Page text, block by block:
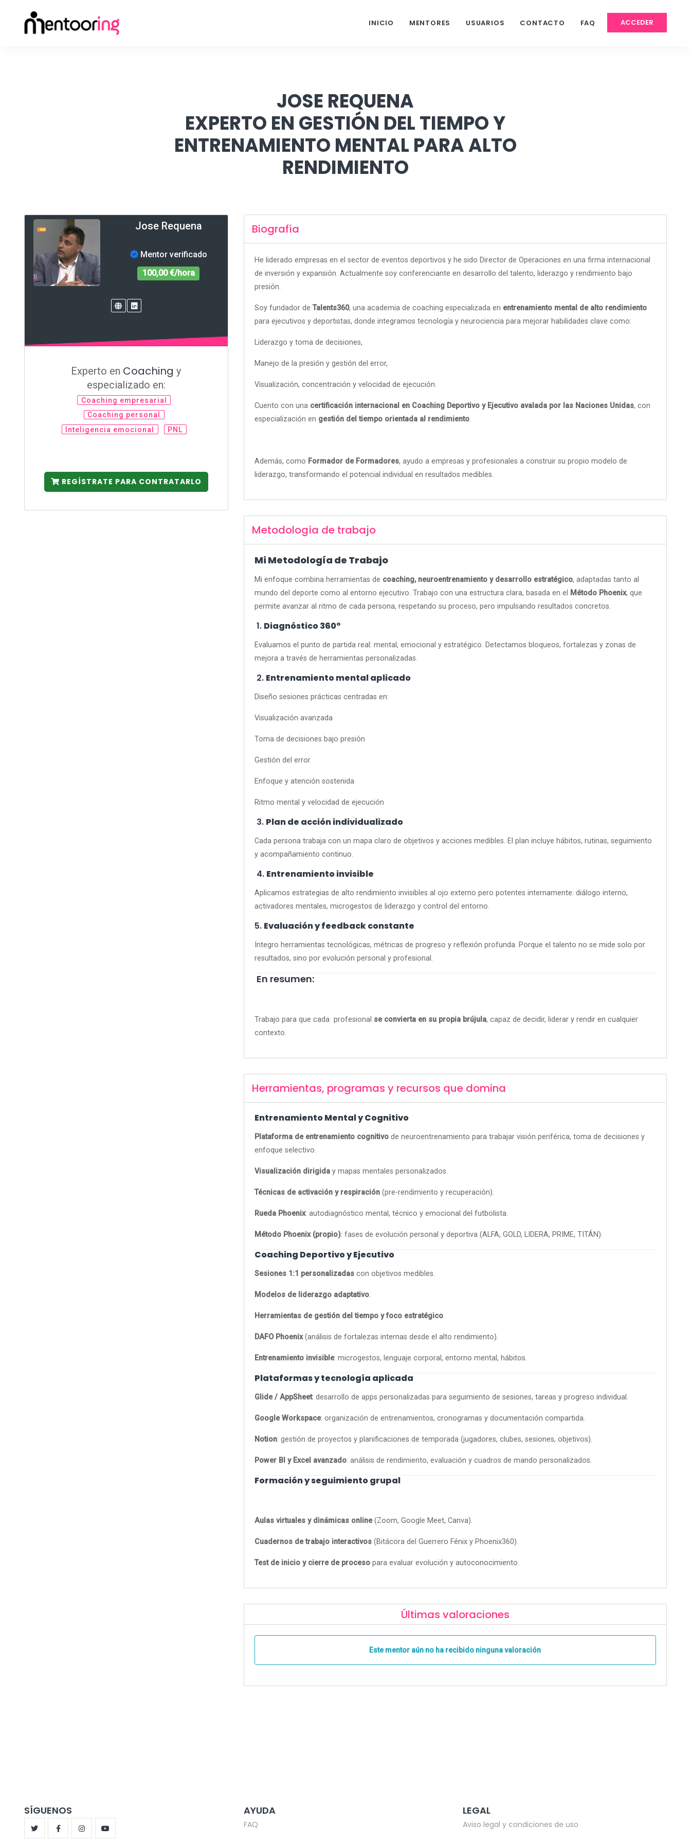
ACCEDER
INICIO MENTORES USUARIOS CONTACTO FAQ
JOSE REQUENA
EXPERTO EN GESTIÓN DEL TIEMPO Y
ENTRENAMIENTO MENTAL PARA ALTO
RENDIMIENTO
Jose Requena
Mentor verificado
100,00 €/hora
Experto en Coaching y
especializado en:
Coaching empresarial
Coaching personal
Inteligencia emocional
PNL
REGÍSTRATE PARA CONTRATARLO
Biografía
He liderado empresas en el sector de eventos deportivos y he sido Director de Operaciones en una firma internacional
de inversión y expansión. Actualmente soy conferenciante en desarrollo del talento, liderazgo y rendimiento bajo
presión.
Soy fundador deTalents360, una academia de coaching especializada en entrenamiento mental de alto rendimiento
para ejecutivos y deportistas, donde integramos tecnología y neurociencia para mejorar habilidades clave como:
Liderazgo y toma de decisiones,
Manejo de la presión y gestión del error,
Visualización, concentración y velocidad de ejecución.
Cuento con una certificación internacional en Coaching Deportivo y Ejecutivo avalada por las Naciones Unidas, con
especialización en gestión del tiempo orientada al rendimiento.
Además, como Formador de Formadores, ayudo a empresas y profesionales a construir su propio modelo de
liderazgo, transformando el potencial individual en resultados medibles.
Metodología de trabajo
Mi Metodología de Trabajo
Mi enfoque combina herramientas de coaching, neuroentrenamiento y desarrollo estratégico, adaptadas tanto al
mundo del deporte como al entorno ejecutivo. Trabajo con una estructura clara, basada en el
Método Phoenix, que
permite avanzar al ritmo de cada persona, respetando su proceso, pero impulsando resultados concretos.
1. Diagnóstico 360°
Evaluamos el punto de partida real: mental, emocional y estratégico. Detectamos bloqueos, fortalezas y zonas de
mejora a través de herramientas personalizadas.
2. Entrenamiento mental aplicado
Diseño sesiones prácticas centradas en:
Visualización avanzada
Toma de decisiones bajo presión
Gestión del error
Enfoque y atención sostenida
Ritmo mental y velocidad de ejecución
3. Plan de acción individualizado
Cada persona trabaja con un mapa claro de objetivos y acciones medibles. El plan incluye hábitos, rutinas, seguimiento
y acompañamiento continuo.
4. Entrenamiento invisible
Aplicamos estrategias de alto rendimiento invisibles al ojo externo pero potentes internamente: diálogo interno,
activadores mentales, microgestos de liderazgo y control del entorno.
5. Evaluación y feedback constante
Integro herramientas tecnológicas, métricas de progreso y reflexión profunda. Porque el talento no se mide solo por
resultados, sino por evolución personal y profesional.
En resumen:
Trabajo para que cada profesional se convierta en su propia brújula, capaz de decidir, liderar y rendir en cualquier
contexto.
Herramientas, programas y recursos que domina
Entrenamiento Mental y Cognitivo
Plataforma de entrenamiento cognitivode neuroentrenamiento para trabajar visión periférica, toma de decisiones y
enfoque selectivo.
Visualización dirigiday mapas mentales personalizados.
Técnicas de activación y respiración(pre-rendimiento y recuperación).
Rueda Phoenix: autodiagnóstico mental, técnico y emocional del futbolista.
Método Phoenix (propio): fases de evolución personal y deportiva (ALFA, GOLD, LIDERA, PRIME, TITÁN).
Coaching Deportivo y Ejecutivo
Sesiones 1:1 personalizadascon objetivos medibles.
Modelos de liderazgo adaptativo.
Herramientas de gestión del tiempo y foco estratégico.
DAFO Phoenix(análisis de fortalezas internas desde el alto rendimiento).
Entrenamiento invisible: microgestos, lenguaje corporal, entorno mental, hábitos.
Plataformas y tecnología aplicada
Glide / AppSheet: desarrollo de apps personalizadas para seguimiento de sesiones, tareas y progreso individual.
Google Workspace: organización de entrenamientos, cronogramas y documentación compartida.
Notion: gestión de proyectos y planificaciones de temporada (jugadores, clubes, sesiones, objetivos).
Power BI y Excel avanzado: análisis de rendimiento, evaluación y cuadros de mando personalizados.
Formación y seguimiento grupal
Aulas virtuales y dinámicas online(Zoom, Google Meet, Canva).
Cuadernos de trabajo interactivos(Bitácora del Guerrero Fénix y Phoenix360).
Test de inicio y cierre de procesopara evaluar evolución y autoconocimiento.
Últimas valoraciones
Este mentor aún no ha recibido ninguna valoración
SÍGUENOS AYUDA
FAQ
LEGAL
Aviso legal y condiciones de uso